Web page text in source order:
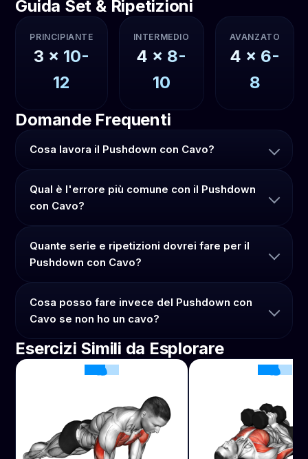
Guida Set & Ripetizioni
PRINCIPIANTE
3 x 10-
12
INTERMEDIO
4 x 8-
10
AVANZATO
4 x 6-
8
Domande Frequenti
Cosa lavora il Pushdown con Cavo?
Qual è l'errore più comune con il Pushdown
con Cavo?
Quante serie e ripetizioni dovrei fare per il
Pushdown con Cavo?
Cosa posso fare invece del Pushdown con
Cavo se non ho un cavo?
Esercizi Simili da Esplorare